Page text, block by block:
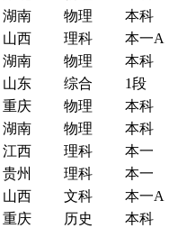
湖南 物理
本科
山西 理科
本一A
湖南 物理
本科
山东 综合
1段
重庆 物理
本科
湖南 物理
本科
江西 理科
本一
贵州 理科
本一
山西 文科
本一A
重庆 历史
本科